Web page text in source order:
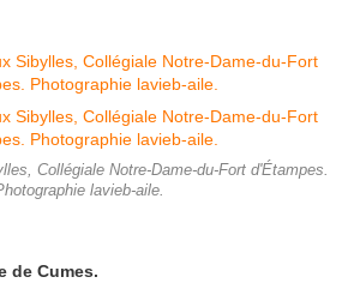
Collégiale Notre-Dame-du-Fort d'Étampes.
lavieb-aile.
de Cumes.